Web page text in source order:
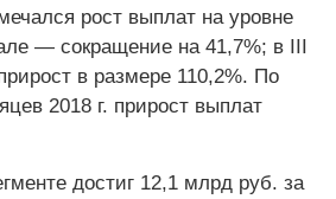
рост выплат на уровне
— сокращение на 41,7%; в III
в размере 110,2%. По
2018 г. прирост выплат
достиг 12,1 млрд руб. за